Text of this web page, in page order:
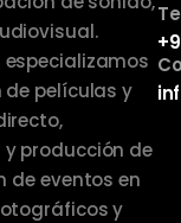
de películas y
producción de
de eventos en
y